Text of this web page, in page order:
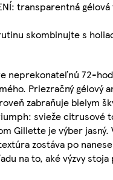
transparentná
skombinujte s
72-
Priezračný
zabraňuje bielym
svieže citrusové
Gillette je výber
zostáva po
na to, aké výzvy